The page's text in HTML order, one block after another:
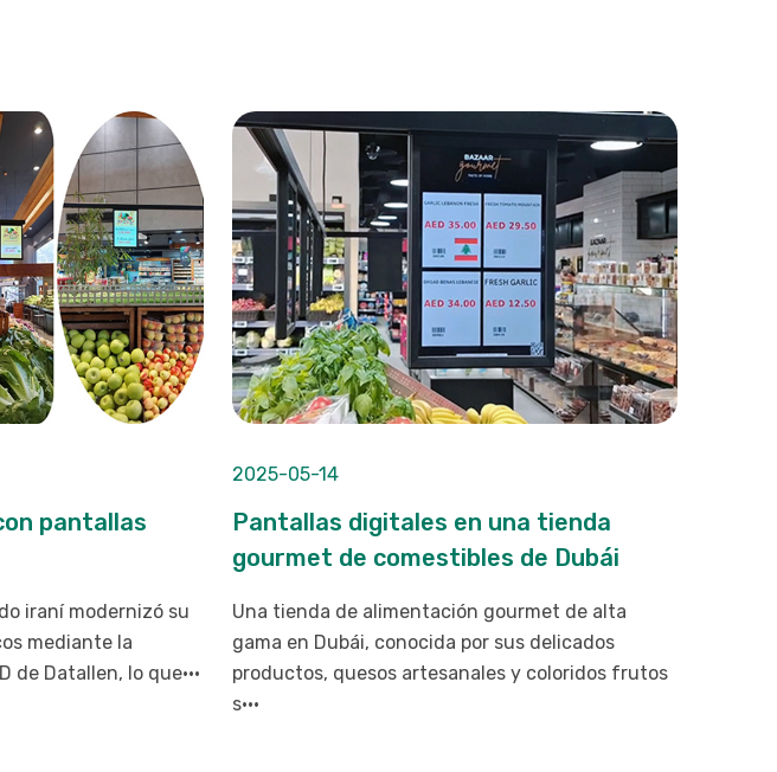
pantallas
iraní modernizó su
mediante la
Datallen, lo que···
2025-05-14
Pantallas digitales en una tienda
gourmet de comestibles de Dubái
Una tienda de alimentación gourmet de alta
gama en Dubái, conocida por sus delicados
productos, quesos artesanales y coloridos frutos
s···